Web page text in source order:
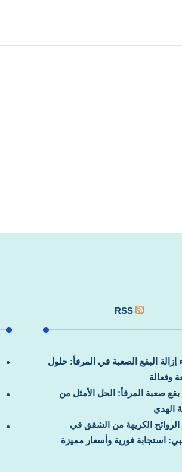
RSS
إزالة البقع الصعبة في المرفأ: حلول
وفعالة
بقع صعبة المرفأ: الحل الأمثل من
الهدي
الروائح الكريهة من الشقق في
استجابة فورية وأسعار مميزة